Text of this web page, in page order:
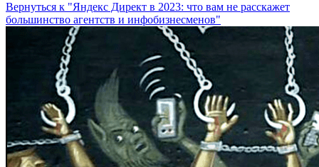
Вернуться к "Яндекс Директ в 2023: что вам не расскажет
большинство агентств и инфобизнесменов"